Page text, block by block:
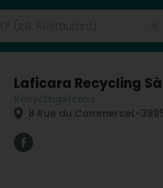
Laficara Recycling
8 Rue du CommerceL-